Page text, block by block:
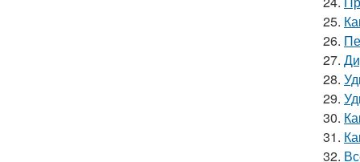
25.
26.
27.
28.
29.
30.
31.
32.